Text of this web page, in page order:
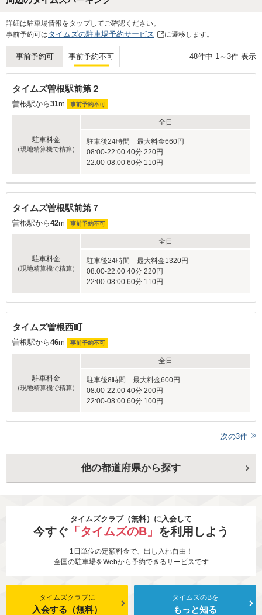
詳細は駐車場情報をタップしてご確認ください。
事前予約可はタイムズの駐車場予約サービス に遷移します。
事前予約可 事前予約不可 48件中 1 ～ 3件 表示
タイムズ曽根駅前第２
曽根駅から31m 事前予約不可
駐車料金
（現地精算機で精算）
全日
駐車後24時間 最大料金660円
08:00-22:00 40分 220円
22:00-08:00 60分 110円
タイムズ曽根駅前第７
曽根駅から42m 事前予約不可
駐車料金
（現地精算機で精算）
全日
駐車後24時間 最大料金1320円
08:00-22:00 40分 220円
22:00-08:00 60分 110円
タイムズ曽根西町
曽根駅から46m 事前予約不可
駐車料金
（現地精算機で精算）
全日
駐車後8時間 最大料金600円
08:00-22:00 40分 200円
22:00-08:00 60分 100円
次の3件
他の都道府県から探す
タイムズクラブ（無料）に入会して
今すぐ 「タイムズのB」 を利用しよう
1日単位の定額料金で、出し入れ自由！
全国の駐車場をWebから予約できるサービスです
タイムズクラブに
入会する（無料）
タイムズのBを
もっと知る